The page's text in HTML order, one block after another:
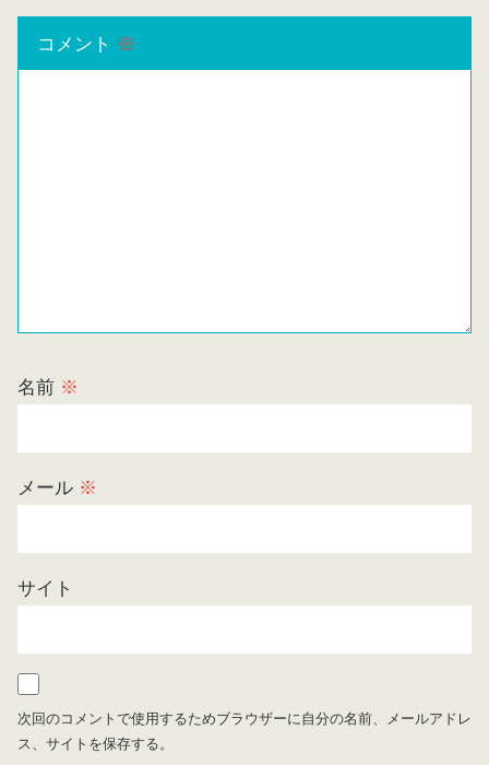
コメント ※
名前 ※
メール ※
サイト
次回のコメントで使用するためブラウザーに自分の名前、メールアドレ
ス、サイトを保存する。